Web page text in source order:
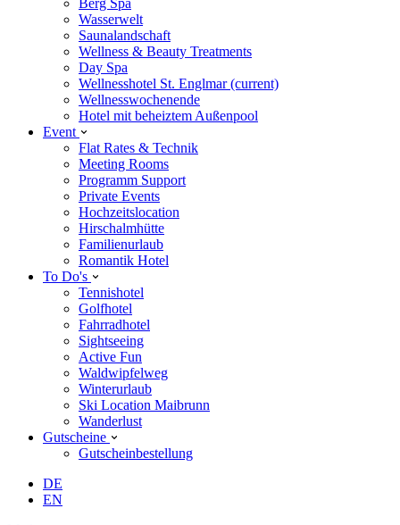
Berg Spa
Wasserwelt
Saunalandschaft
Wellness & Beauty Treatments
Day Spa
Wellnesshotel St. Englmar(current)
Wellnesswochenende
Hotel mit beheiztem Außenpool
Event
Flat Rates & Technik
Meeting Rooms
Programm Support
Private Events
Hochzeitslocation
Hirschalmhütte
Familienurlaub
Romantik Hotel
To Do's
Tennishotel
Golfhotel
Fahrradhotel
Sightseeing
Active Fun
Waldwipfelweg
Winterurlaub
Ski Location Maibrunn
Wanderlust
Gutscheine
Gutscheinbestellung
DE
EN